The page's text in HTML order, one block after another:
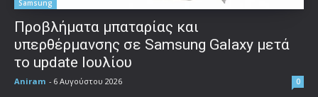
Samsung
Προβλήματα μπαταρίας και
υπερθέρμανσης σε Samsung Galaxy μετά
το update Ιουλίου
Aniram - 6 Αυγούστου 2026 0